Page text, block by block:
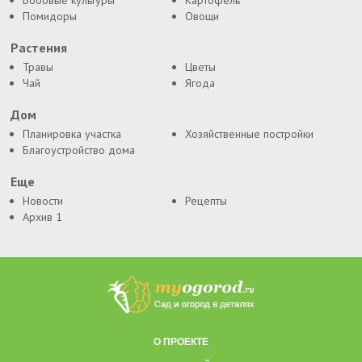
Помидоры
Овощи
Растения
Травы
Цветы
Чай
Ягода
Дом
Планировка участка
Хозяйственные постройки
Благоустройство дома
Еще
Новости
Рецепты
Архив 1
О ПРОЕКТЕ